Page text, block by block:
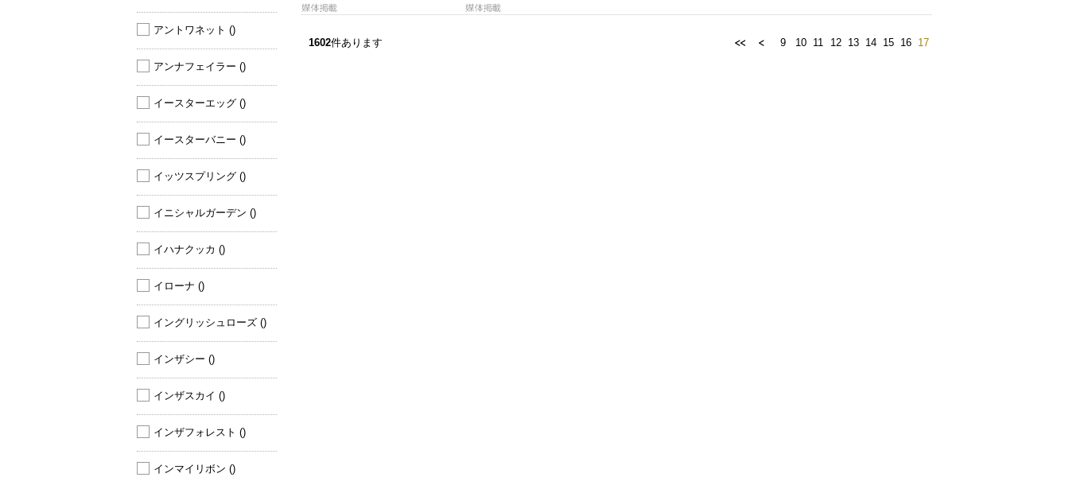
1602件あります 9 10 11 12 13 14 15 16 17
アントワネット ()
アンナフェイラー ()
イースターエッグ ()
イースターバニー ()
イッツスプリング ()
イニシャルガーデン ()
イハナクッカ ()
イローナ ()
イングリッシュローズ ()
インザシー ()
インザスカイ ()
インザフォレスト ()
インマイリボン ()